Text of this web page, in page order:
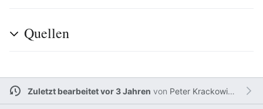
Quellen
Zuletzt bearbeitet vor 3 Jahren von Peter Krackowizer